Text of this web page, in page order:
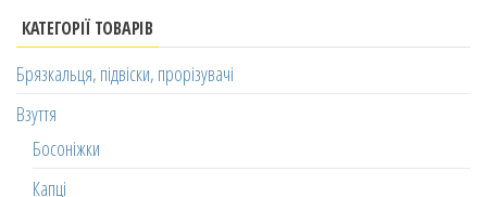
КАТЕГОРІЇ ТОВАРІВ
Брязкальця, підвіски, прорізувачі
Взуття
Босоніжки
Капці